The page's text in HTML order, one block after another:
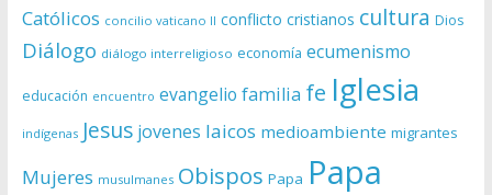
Católicos concilio vaticano II conflicto cristianos cultura Dios
Diálogo diálogo interreligioso economía ecumenismo
educación encuentro evangelio familia fe Iglesia
indígenas Jesus jovenes laicos medioambiente migrantes
Mujeres musulmanes Obispos Papa Papa